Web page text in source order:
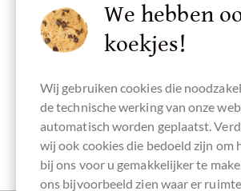
Oorsprong
Chocolade
Zuid-Amerika
pure
chocolade
zonder
ingrediënten
veganistvriendelijk
handel,
Chocolade
Eerlijk
verhandeld
We hebben
koekjes!
Wij gebruiken cookies die
de technische werking van onze
automatisch worden geplaatst.
wij ook cookies die bedoeld zijn om
bij ons voor u gemakkelijker te
ons bijvoorbeeld zien waar er